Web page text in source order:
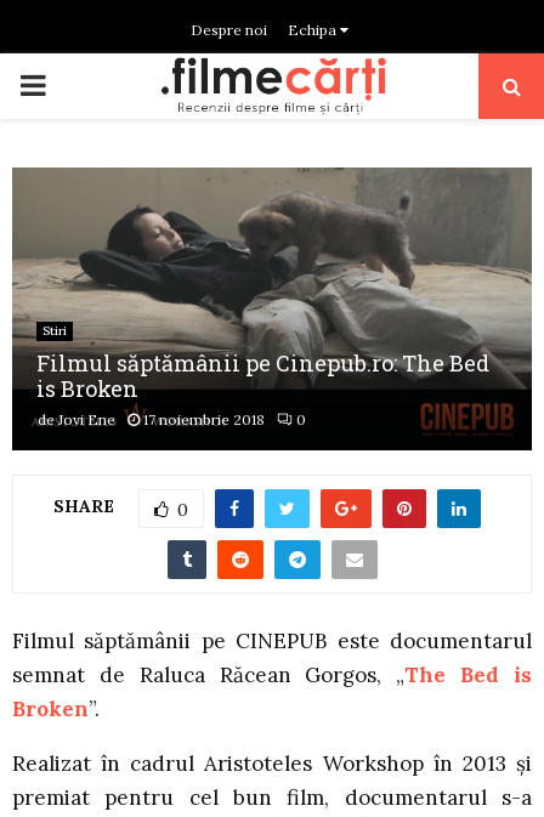
Despre noi Echipa
PRIMARY
Stiri
Filmul săptămânii pe Cinepub.ro: The Bed
is Broken
deJovi Ene 17 noiembrie 2018 0
SHARE 0
Filmul săptămânii pe CINEPUB este documentarul
semnat de Raluca Răcean Gorgos, „The Bed is
Broken”.
Realizat în cadrul Aristoteles Workshop în 2013 și
premiat pentru cel bun film, documentarul s-a